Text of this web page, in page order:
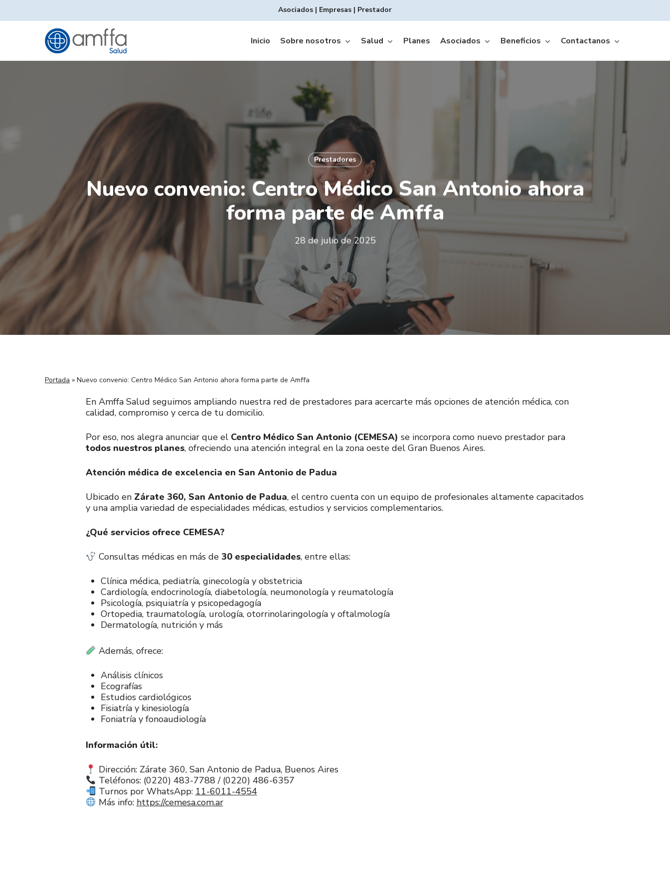
Asociados| Empresas| Prestador
Inicio Sobre nosotros Salud Planes Asociados
Copagos INTEGRAL
Beneficios Contactanos
Prestadores
Nuevo convenio: Centro Médico San Antonio ahora
forma parte de Amffa
28 de julio de 2025
Portada » Nuevo convenio: Centro Médico San Antonio ahora forma parte de Amffa
En Amffa Salud seguimos ampliando nuestra red de prestadores para acercarte más opciones de atención médica, con
calidad, compromiso y cerca de tu domicilio.
Por eso, nos alegra anunciar que el Centro Médico San Antonio (CEMESA) se incorpora como nuevo prestador para
todos nuestros planes, ofreciendo una atención integral en la zona oeste del Gran Buenos Aires.
Atención médica de excelencia en San Antonio de Padua
Ubicado en Zárate 360, San Antonio de Padua, el centro cuenta con un equipo de profesionales altamente capacitados
y una amplia variedad de especialidades médicas, estudios y servicios complementarios.
¿Qué servicios ofrece CEMESA?
Consultas médicas en más de 30 especialidades, entre ellas:
Clínica médica, pediatría, ginecología y obstetricia
Cardiología, endocrinología, diabetología, neumonología y reumatología
Psicología, psiquiatría y psicopedagogía
Ortopedia, traumatología, urología, otorrinolaringología y oftalmología
Dermatología, nutrición y más
Además, ofrece:
Análisis clínicos
Ecografías
Estudios cardiológicos
Fisiatría y kinesiología
Foniatría y fonoaudiología
Información útil:
Dirección: Zárate 360, San Antonio de Padua, Buenos Aires
Teléfonos: (0220) 483-7788 / (0220) 486-6357
Turnos por WhatsApp: 11-6011-4554
Más info: https://cemesa.com.ar